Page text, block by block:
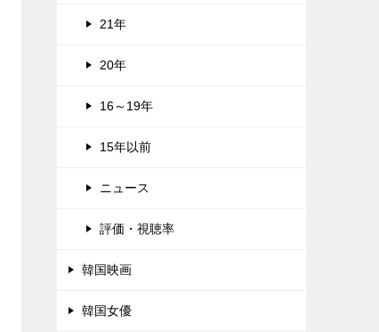
21年
20年
16～19年
15年以前
ニュース
評価・視聴率
韓国映画
韓国女優